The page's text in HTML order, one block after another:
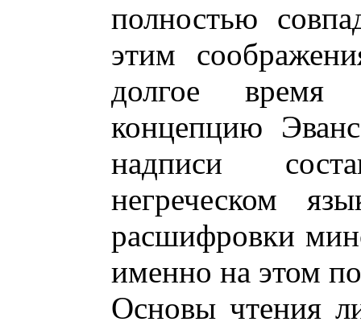
полностью
этим
долгое время
концепцию
надписи
негреческом
расшифровки
именно на этом
Основы чтения